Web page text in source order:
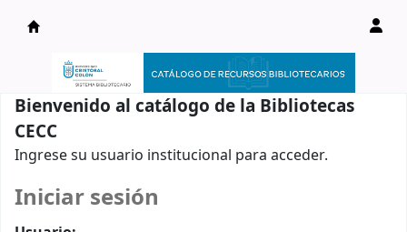
Catálogo en línea
Bienvenido al catálogo de la Bibliotecas
CECC
Ingrese su usuario institucional para acceder.
Iniciar sesión